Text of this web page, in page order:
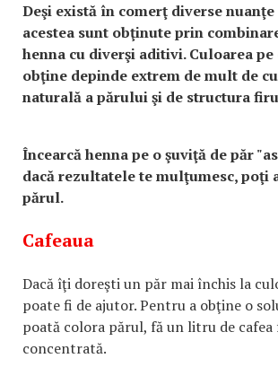
Deşi există în comerţ diverse nuanţe
acestea sunt obţinute prin
henna cu diverşi aditivi. Culoarea pe
obţine depinde extrem de mult de
naturală a părului şi de structura
Încearcă henna pe o şuviţă de păr
dacă rezultatele te mulţumesc, poţi
părul.
Cafeaua
Dacă îţi doreşti un păr mai închis la
poate fi de ajutor. Pentru a obţine o
poată colora părul, fă un litru de
concentrată.